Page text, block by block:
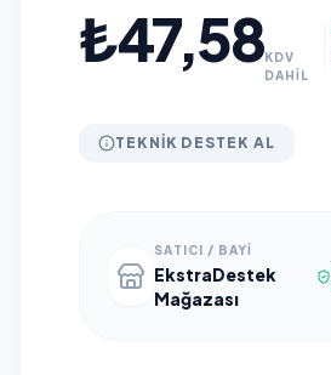
₺47,58KDV
DAHİL
TEKNIK DESTEK AL
SATICI / BAYI
EkstraDestek
Mağazası